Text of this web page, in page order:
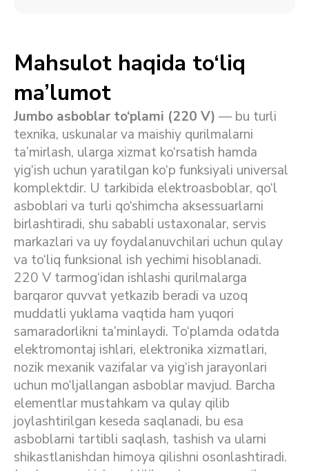
Mahsulot haqida to‘liq
ma’lumot
Jumbo asboblar to‘plami (220 V) — bu turli
texnika, uskunalar va maishiy qurilmalarni
ta’mirlash, ularga xizmat ko‘rsatish hamda
yig‘ish uchun yaratilgan ko‘p funksiyali universal
komplektdir. U tarkibida elektroasboblar, qo‘l
asboblari va turli qo‘shimcha aksessuarlarni
birlashtiradi, shu sababli ustaxonalar, servis
markazlari va uy foydalanuvchilari uchun qulay
va to‘liq funksional ish yechimi hisoblanadi.
220 V tarmog‘idan ishlashi qurilmalarga
barqaror quvvat yetkazib beradi va uzoq
muddatli yuklama vaqtida ham yuqori
samaradorlikni ta’minlaydi. To‘plamda odatda
elektromontaj ishlari, elektronika xizmatlari,
nozik mexanik vazifalar va yig‘ish jarayonlari
uchun mo‘ljallangan asboblar mavjud. Barcha
elementlar mustahkam va qulay qilib
joylashtirilgan keseda saqlanadi, bu esa
asboblarni tartibli saqlash, tashish va ularni
shikastlanishdan himoya qilishni osonlashtiradi.